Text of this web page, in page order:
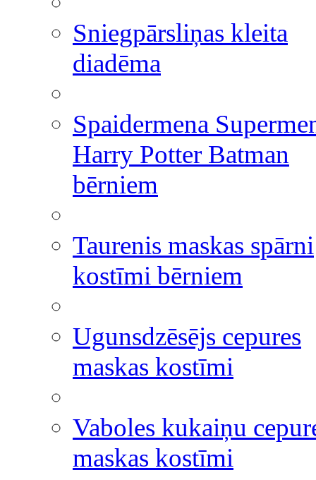
Sniegpārsliņas kleita
diadēma
Spaidermena
Harry Potter Batman
bērniem
Taurenis maskas spārni
kostīmi bērniem
Ugunsdzēsējs cepures
maskas kostīmi
Vaboles kukaiņu
maskas kostīmi